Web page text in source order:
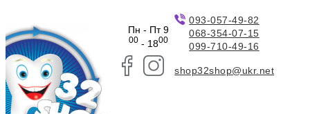
Пн - Пт 9
00- 1800
093-057-49-82
068-354-07-15
099-710-49-16
shop32shop@ukr.net